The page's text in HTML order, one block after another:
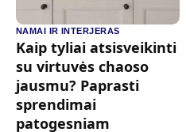
NAMAI IR INTERJERAS
Kaip tyliai atsisveikinti
su virtuvės chaoso
jausmu? Paprasti
sprendimai
patogesniam